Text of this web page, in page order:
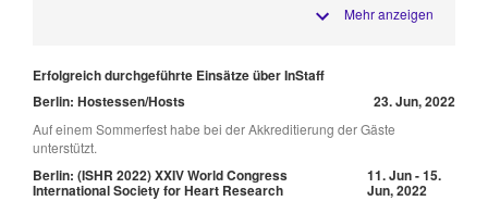
Mehr anzeigen
Erfolgreich durchgeführte Einsätze über InStaff
Berlin: Hostessen/Hosts
23. Jun, 2022
Auf einem Sommerfest habe bei der Akkreditierung der Gäste
unterstützt.
Berlin: (ISHR 2022) XXIV World Congress
International Society for Heart Research
11. Jun - 15.
Jun, 2022